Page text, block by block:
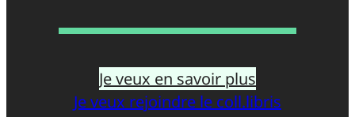
Je veux en savoir plus
Je veux rejoindre le coll.libris